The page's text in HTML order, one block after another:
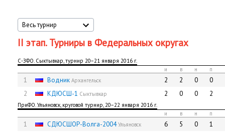
Весь турнир
II этап. Турниры в Федеральных округах
С-ЗФО. Сыктывкар, турнир 20−21 января 2016 г.
и
в н п
1 Водник Архангельск 2 2 0
0
2
КДЮСШ-1 Сыктывкар 2 0 0 2
ПриФО. Ульяновск, круговой турнир, 20−22 января 2016 г.
и
в н п
1 СДЮСШОР-Волга-2004 Ульяновск 6 5 0
1